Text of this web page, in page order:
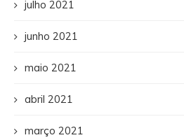
julho 2021
junho 2021
maio 2021
abril 2021
março 2021